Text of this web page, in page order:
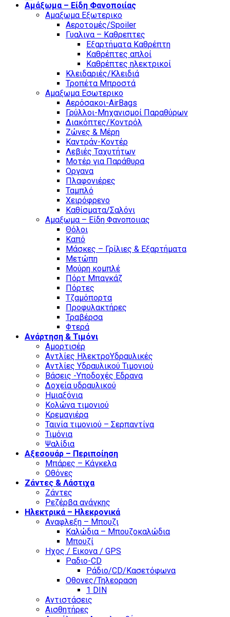
Αμάξωμα – Είδη Φανοποιίας
Αμαξωμα Εξωτερικο
Αεροτομές/Spoiler
Γυαλινα – Καθρεπτες
Εξαρτήματα Καθρέπτη
Καθρέπτες απλοί
Καθρέπτες ηλεκτρικοί
Κλειδαριές/Κλειδιά
Τροπέτα Μπροστά
Αμαξωμα Εσωτερικο
Αερόσακοι-AirBags
Γρύλλοι-Μηχανισμοί Παραθύρων
Διακόπτες/Κοντρόλ
Ζώνες & Μέρη
Καντράν-Κοντέρ
Λεβιές Ταχυτήτων
Μοτέρ για Παράθυρα
Οργανα
Πλαφονιέρες
Ταμπλό
Χειρόφρενο
Καθίσματα/Σαλόνι
Αμαξωμα – Είδη Φανοποιιας
Θόλοι
Καπό
Μάσκες – Γρίλιες & Εξαρτήματα
Μετώπη
Μούρη κομπλέ
Πόρτ Μπαγκάζ
Πόρτες
Τζαμόπορτα
Προφυλακτήρες
Τραβέρσα
Φτερά
Ανάρτηση & Τιμόνι
Αμορτισέρ
Αντλίες ΗλεκτροΥδραυλικές
Αντλίες Υδραυλικού Τιμονιού
Βάσεις -Υποδοχές Εδρανα
Δοχεία υδραυλικού
Ημιαξόνια
Κολώνα τιμονιού
Κρεμαγιέρα
Ταινία τιμονιού – Σερπαντίνα
Τιμόνια
Ψαλίδια
Αξεσουάρ – Περιποίηση
Μπάρες – Κάγκελα
Οθόνες
Ζάντες & Λάστιχα
Ζάντες
Ρεζέρβα ανάγκης
Ηλεκτρικά – Ηλεκρονικά
Αναφλεξη – Μπουζι
Καλώδια – Μπουζοκαλώδια
Μπουζί
Ηχος / Εικονα / GPS
Ραδιο-CD
Ράδιο/CD/Κασετόφωνα
Οθονες/Τηλεοραση
1 DIN
Αντιστάσεις
Αισθητήρες